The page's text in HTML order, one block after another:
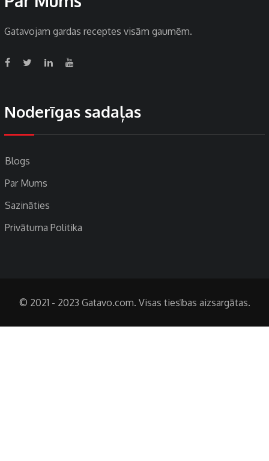
Gatavojam gardas receptes visām gaumēm.
Noderīgas sadaļas
Blogs
Par Mums
Sazināties
Privātuma Politika
© 2021 - 2023 Gatavo.com. Visas tiesības aizsargātas.